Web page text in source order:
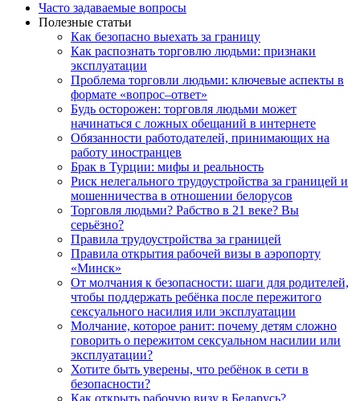
Часто задаваемые вопросы
Полезные статьи
Как безопасно выехать за границу
Как распознать торговлю людьми: признаки
эксплуатации
Проблема торговли людьми: ключевые аспекты в
формате «вопрос–ответ»
Будь осторожен: торговля людьми может
начинаться с ложных обещаний в интернете
Обязанности работодателей, принимающих на
работу иностранцев
Брак в Турции: мифы и реальность
Риск нелегального трудоустройства за границей и
мошенничества в отношении белорусов
Торговля людьми? Рабство в 21 веке? Вы
серьёзно?
Правила трудоустройства за границей
Правила открытия рабочей визы в аэропорту
«Минск»
От молчания к безопасности: шаги для родителей,
чтобы поддержать ребёнка после пережитого
сексуального насилия или эксплуатации
Молчание, которое ранит: почему детям сложно
говорить о пережитом сексуальном насилии или
эксплуатации?
Хотите быть уверены, что ребёнок в сети в
безопасности?
Как открыть рабочую визу в Беларусь?